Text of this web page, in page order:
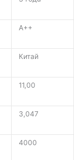
A++
Китай
11,00
3,047
4000